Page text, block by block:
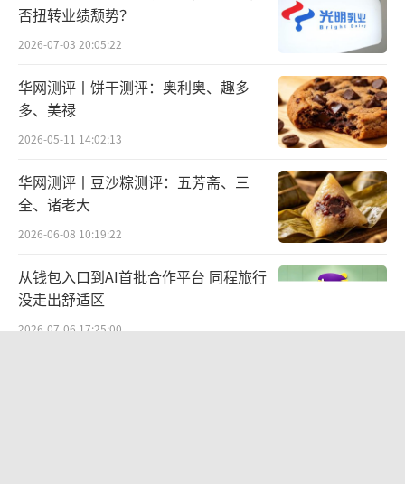
化预计还需要一个季度。未来，制剂板块最多
可能只能恢复到同期收入的60%-70%左右。
整体业务收缩
相比药品，乐普医疗的主力还是在医疗器
械板块，今年上半年，这部分的整体营收也有
所下滑，实现营业收入17.5亿元，同比下降1
具体来看，核心业务心血管植介入表现最
佳，实现11.5亿元收入，同比增长近17%。其
中冠脉植介入业务、结构性心脏病业务同比增
否扭转业绩颓势？
2026-07-03 20:05:22
华网测评丨饼干测评：奥利奥、趣多
多、美禄
2026-05-11 14:02:13
华网测评丨豆沙粽测评：五芳斋、三
全、诸老大
2026-06-08 10:19:22
从钱包入口到AI首批合作平台 同程旅行
没走出舒适区
2026-07-06 17:25:00